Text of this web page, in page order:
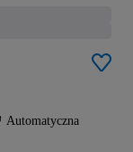
Automatyczna